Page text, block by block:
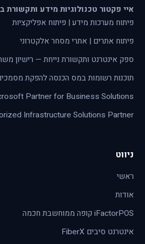
איי פקטור טכנולוגיות מידע ותקשורת
פיתוח מערכות מידע | פיתוח אפליקציות
פיתוח אתרים | אתרי מסחר אלקטרוני
ספק אינטרנט ותקשורת נייחת — רישיון
תוכנות רשומות במס הכנסה להפקת
Partner for Business Solutions
Infrastructure Solutions Partner
ניווט
ראשי
אודות
iFactorPOS קופה ממוחשבת חכמה
אינטרנט סיבים FiberX